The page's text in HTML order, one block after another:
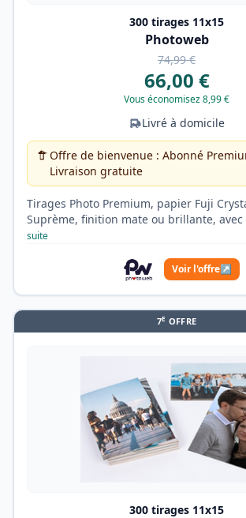
300 tirages 11x15
Photoweb
74,99 €
66,00 €
Vous économisez 8,99 €
Livré à domicile
Offre de bienvenue : Abonné
Livraison gratuite
Tirages Photo Premium, papier Fuji
Suprème, finition mate ou brillante,
suite
Voir l'offre↗
7E OFFRE
300 tirages 11x15